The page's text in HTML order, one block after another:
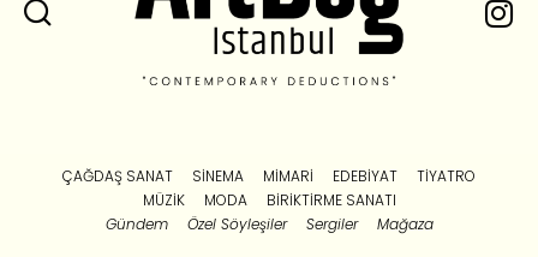
ÇAĞDAŞ SANAT SINEMA MIMARI EDEBIYAT
TIYATRO
MÜZIK
MODA
BIRIKTIRME SANATI
Gündem
Özel Söyleşiler Sergiler Mağaza